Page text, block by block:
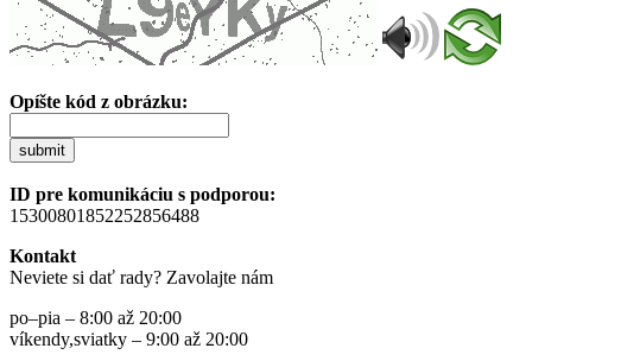
Opíšte kód z obrázku:
submit
ID pre komunikáciu s podporou:
15300801852252856488
Kontakt
Neviete si dať rady? Zavolajte nám
po–pia – 8:00 až 20:00
víkendy,sviatky – 9:00 až 20:00